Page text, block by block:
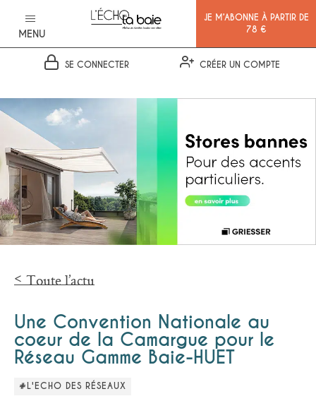
MENU
JE M’ABONNE À PARTIR DE
78 €
SE CONNECTER CRÉER UN COMPTE
Toute l’actu
Une Convention Nationale au
coeur de la Camargue pour le
Réseau Gamme Baie-HUET
#L'ECHO DES RÉSEAUX